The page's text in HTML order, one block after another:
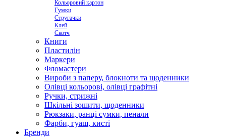
Кольоровий картон
Гумки
Стругачки
Клей
Скотч
Книги
Пластилін
Маркери
Фломастери
Вироби з паперу, блокноти та щоденники
Олівці кольорові, олівці графітні
Ручки, стрижні
Шкільні зошити, щоденники
Рюкзаки, ранці сумки, пенали
Фарби, гуаш, кисті
Бренди